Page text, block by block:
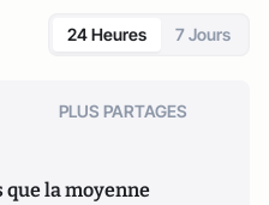
24 Heures 7 Jours
PLUS PARTAGES
que la moyenne